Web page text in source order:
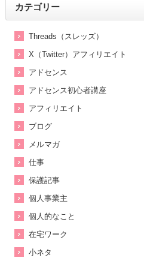
カテゴリー
Threads（スレッズ）
X（Twitter）アフィリエイト
アドセンス
アドセンス初心者講座
アフィリエイト
ブログ
メルマガ
仕事
保護記事
個人事業主
個人的なこと
在宅ワーク
小ネタ